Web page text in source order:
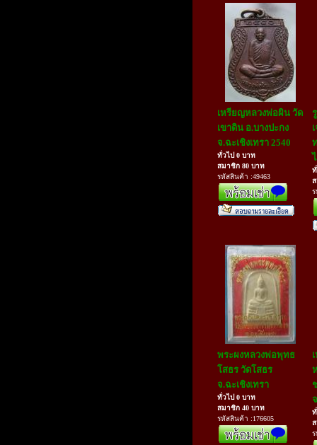
เหรียญหลวงพ่อผิน วัด
เขาดิน อ.บางปะกง
จ.ฉะเชิงเทรา 2540
ทั่วไป 0 บาท
สมาชิก 80 บาท
รหัสสินค้า :49463
พระผงหลวงพ่อพุทธ
โสธร วัดโสธร
จ.ฉะเชิงเทรา
ทั่วไป 0 บาท
สมาชิก 40 บาท
รหัสสินค้า :176605